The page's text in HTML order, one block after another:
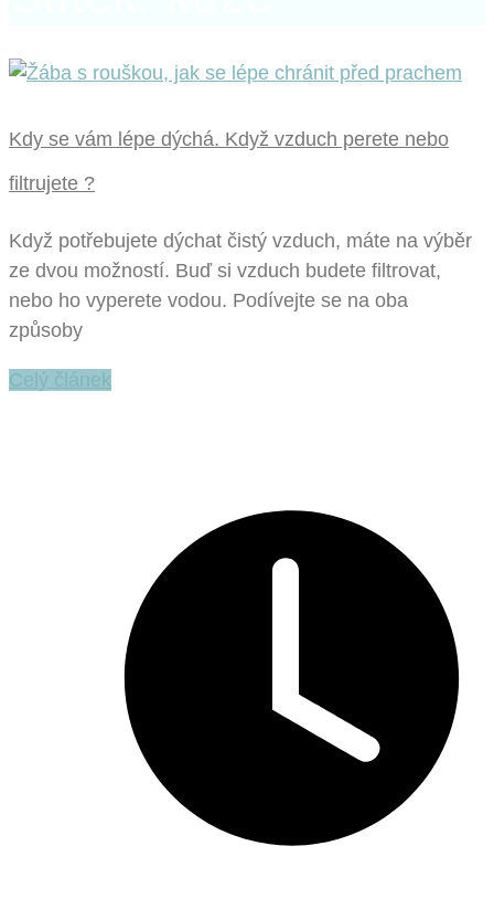
Kdy se vám lépe dýchá. Když vzduch perete nebo
filtrujete ?
Když potřebujete dýchat čistý vzduch, máte na výběr
ze dvou možností. Buď si vzduch budete filtrovat,
nebo ho vyperete vodou. Podívejte se na oba
způsoby
Celý článek